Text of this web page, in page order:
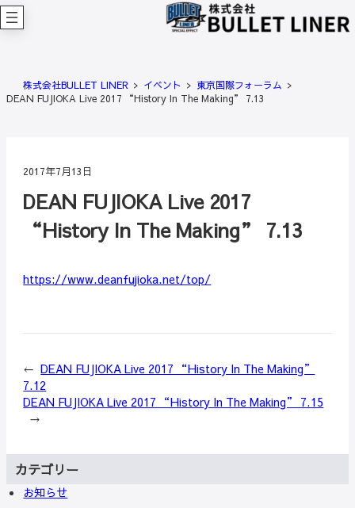
内
容
ッ
株式会社BULLET LINER イベント
東京国際フォーラム
DEAN FUJIOKA Live 2017 “History In The Making” 7.13
2017年7月13日
DEAN FUJIOKA Live 2017
“History In The Making” 7.13
https://www.deanfujioka.net/top/
← DEAN FUJIOKA Live 2017 “History In The Making”
7.12
DEAN FUJIOKA Live 2017 “History In The Making” 7.15
→
カテゴリー
お知らせ